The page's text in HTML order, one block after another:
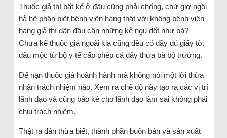
Thuốc giả thì bất kể ở đâu cũng phải chống, chứ giờ ngồi
hả hê phân biệt bệnh viện hàng thật với không bệnh viện
hàng giả thì dân đâu cần những kẻ ngu dốt như bà?
Chưa kể thuốc giả ngoài kia cũng đều có đầy đủ giấy tờ,
dấu mộc từ bộ y tế cấp phép cả đấy thưa bà bộ trưởng.
Để nạn thuốc giả hoành hành mà không nói một lời thừa
nhận trách nhiệm nào. Xem ra chế độ này tạo ra các vị trí
lãnh đạo và cũng bảo kê cho lãnh đạo làm sai không phải
chịu trách nhiệm.
Thật ra dân thừa biết, thành phần buôn bán và sản xuất